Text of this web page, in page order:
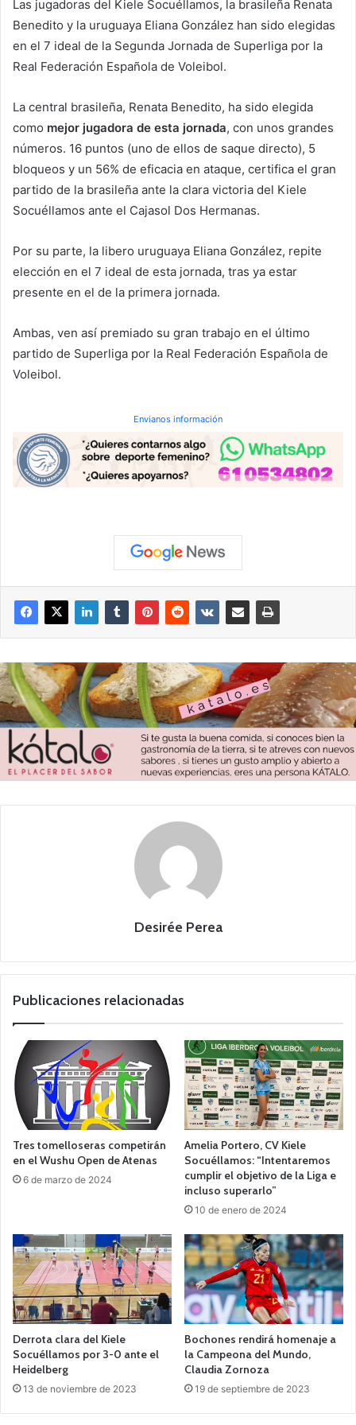
Las jugadoras del Kiele Socuéllamos, la brasileña Renata
Benedito y la uruguaya Eliana González han sido elegidas
en el 7 ideal de la Segunda Jornada de Superliga por la
Real Federación Española de Voleibol.
La central brasileña, Renata Benedito, ha sido elegida
como mejor jugadora de esta jornada, con unos grandes
números. 16 puntos (uno de ellos de saque directo), 5
bloqueos y un 56% de eficacia en ataque, certifica el gran
partido de la brasileña ante la clara victoria del Kiele
Socuéllamos ante el Cajasol Dos Hermanas.
Por su parte, la libero uruguaya Eliana González, repite
elección en el 7 ideal de esta jornada, tras ya estar
presente en el de la primera jornada.
Ambas, ven así premiado su gran trabajo en el último
partido de Superliga por la Real Federación Española de
Voleibol.
Envianos información
Desirée Perea
Publicaciones relacionadas
Tres tomelloseras competirán
en el Wushu Open de Atenas
6 de marzo de 2024
Amelia Portero, CV Kiele
Socuéllamos: “Intentaremos
cumplir el objetivo de la Liga e
incluso superarlo”
10 de enero de 2024
Derrota clara del Kiele
Socuéllamos por 3-0 ante el
Heidelberg
13 de noviembre de 2023
Bochones rendirá homenaje a
la Campeona del Mundo,
Claudia Zornoza
19 de septiembre de 2023